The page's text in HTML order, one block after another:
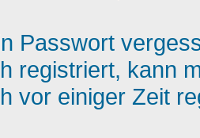
Passwort
registriert, kann
vor einiger Zeit